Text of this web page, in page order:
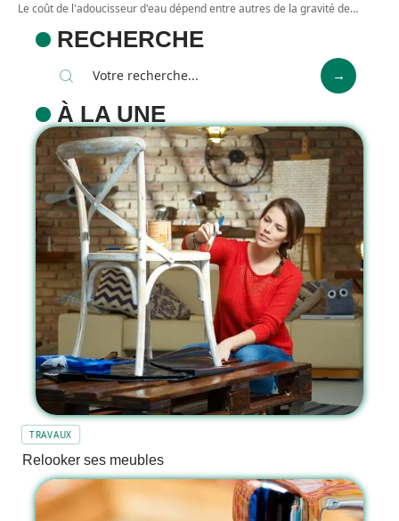
Le coût de l'adoucisseur d'eau dépend entre autres de la gravité de…
RECHERCHE
À LA UNE
TRAVAUX
Relooker ses meubles